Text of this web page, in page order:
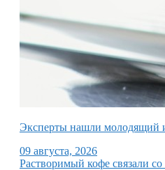
Эксперты нашли молодящий
09 августа, 2026
Растворимый кофе связали со